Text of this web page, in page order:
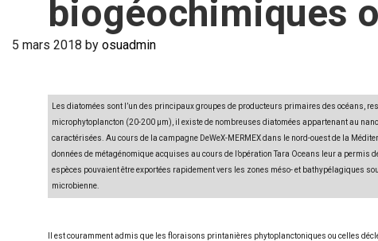
biogéochimiques
5 mars 2018 by osuadmin
Les diatomées sont l’un des principaux groupes de producteurs primaires des océans,
microphytoplancton (20-200 µm), il existe de nombreuses diatomées appartenant au
caractérisées. Au cours de la campagne DeWeX-MERMEX dans le nord-ouest de la
données de métagénomique acquises au cours de l’opération Tara Oceans leur a
espèces pouvaient être exportées rapidement vers les zones méso- et bathypélagiques
microbienne.
Il est couramment admis que les floraisons printanières phytoplanctoniques ou celles